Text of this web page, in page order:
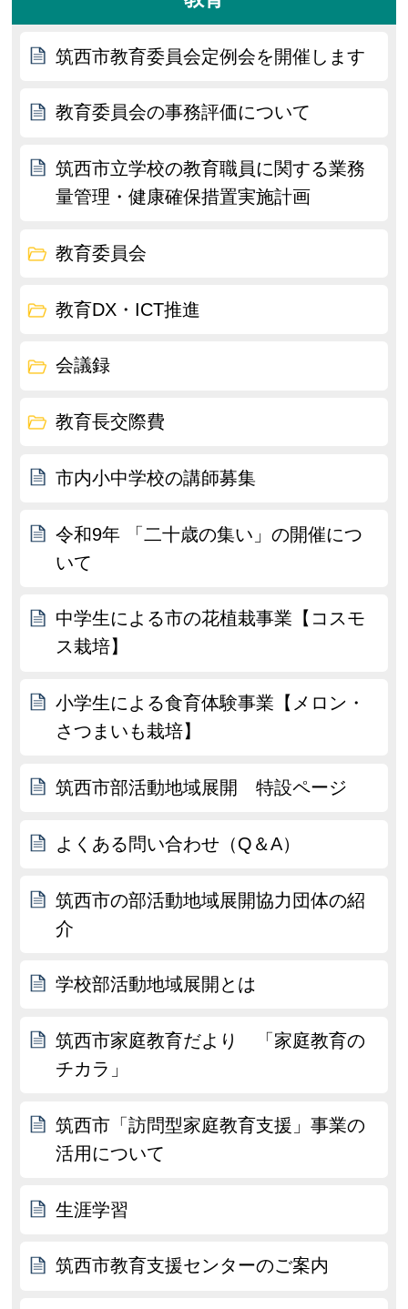
筑西市教育委員会定例会を開催します
教育委員会の事務評価について
筑西市立学校の教育職員に関する業務
量管理・健康確保措置実施計画
教育委員会
教育DX・ICT推進
会議録
教育長交際費
市内小中学校の講師募集
令和9年 「二十歳の集い」の開催につ
いて
中学生による市の花植栽事業【コスモ
ス栽培】
小学生による食育体験事業【メロン・
さつまいも栽培】
筑西市部活動地域展開 特設ページ
よくある問い合わせ（Q＆A）
筑西市の部活動地域展開協力団体の紹
介
学校部活動地域展開とは
筑西市家庭教育だより 「家庭教育の
チカラ」
筑西市「訪問型家庭教育支援」事業の
活用について
生涯学習
筑西市教育支援センターのご案内